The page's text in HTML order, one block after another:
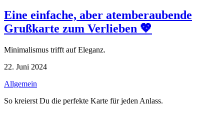
Eine einfache, aber atemberaubende
Grußkarte zum Verlieben 💖
Minimalismus trifft auf Eleganz.
22. Juni 2024
Allgemein
So kreierst Du die perfekte Karte für jeden Anlass.